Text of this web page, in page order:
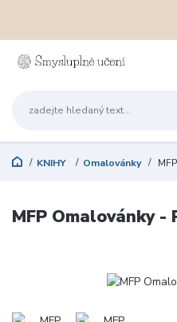
KNIHY Omalovánky
MFP Omalovánky -